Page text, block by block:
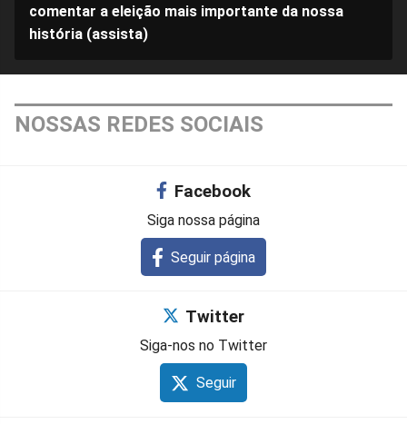
comentar a eleição mais importante da nossa
história (assista)
NOSSAS REDES SOCIAIS
Facebook
Siga nossa página
Seguir página
Twitter
Siga-nos no Twitter
Seguir